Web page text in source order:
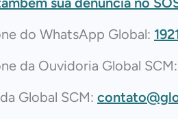
do WhatsApp Global:
da Ouvidoria Global SCM:
Global SCM: